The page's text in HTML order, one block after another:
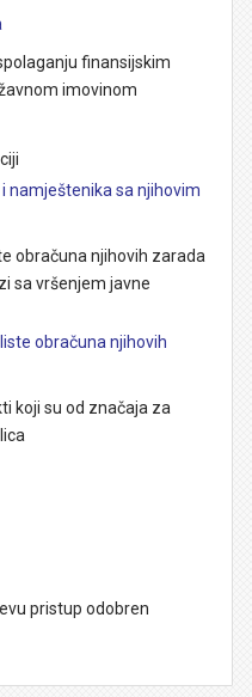
finansijskim
imovinom
namještenika sa njihovim
obračuna njihovih zarada
sa vršenjem javne
obračuna njihovih
koji su od značaja za
pristup odobren